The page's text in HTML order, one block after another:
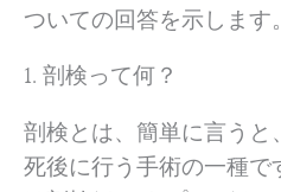
ついての回答を示します。
1. 剖検って何？
剖検とは、簡単に言うと
死後に行う手術の一種で